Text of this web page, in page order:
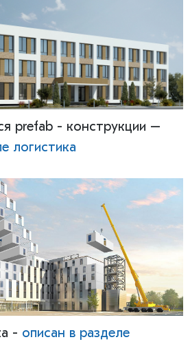
prefab - конструкции –
логистика
- описан в разделе